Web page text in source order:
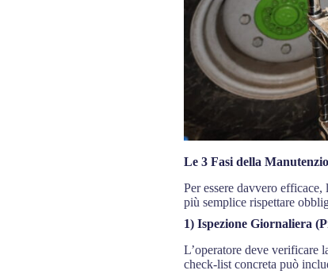
Le 3 Fasi della
Per essere davvero
più semplice rispettare
1) Ispezione Giornaliera
L’operatore deve verificare
check-list concreta può